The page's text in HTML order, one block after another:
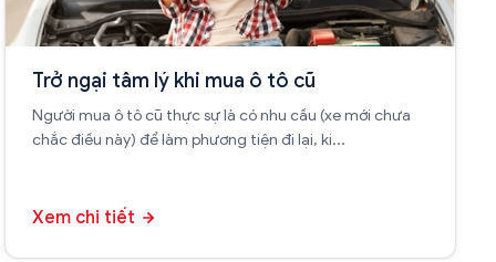
Trở ngại tâm lý khi mua ô tô cũ
Người mua ô tô cũ thực sự là có nhu cầu (xe mới chưa
chắc điều này) để làm phương tiện đi lại, ki...
Xem chi tiết